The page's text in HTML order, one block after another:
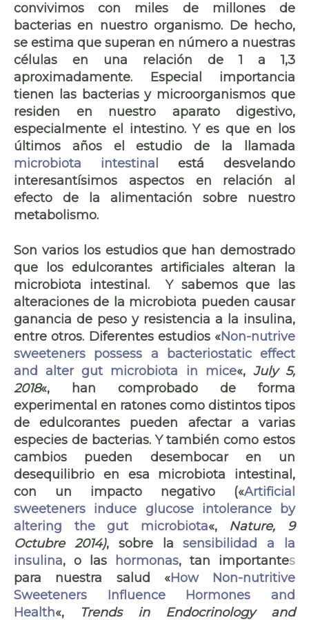
convivimos con miles de millones de
bacterias en nuestro organismo. De hecho,
se estima que superan en número a nuestras
células en una relación de 1 a 1,3
aproximadamente. Especial importancia
tienen las bacterias y microorganismos que
residen en nuestro aparato digestivo,
especialmente el intestino. Y es que en los
últimos años el estudio de la llamada
microbiota intestinal
está desvelando
interesantísimos aspectos en relación al
efecto de la alimentación sobre nuestro
metabolismo.
Son varios los estudios que han demostrado
que los edulcorantes artificiales alteran la
microbiota intestinal. Y sabemos que las
alteraciones de la microbiota pueden causar
ganancia de peso y resistencia a la insulina,
entre otros. Diferentes estudios «Non-nutrive
sweeteners possess a bacteriostatic effect
and alter gut microbiota in mice«, July 5,
2018«, han comprobado de forma
experimental en ratones como distintos tipos
de edulcorantes pueden afectar a varias
especies de bacterias. Y también como estos
cambios pueden desembocar en un
desequilibrio en esa microbiota intestinal,
con un impacto negativo («Artificial
sweeteners induce glucose intolerance by
altering the gut microbiota«, Nature, 9
Octubre 2014), sobre lasensibilidad a la
insulina, o las hormonas, tan importantes
para nuestra salud «How Non-nutritive
Sweeteners Influence Hormones and
Health«,
Trends in Endocrinology and